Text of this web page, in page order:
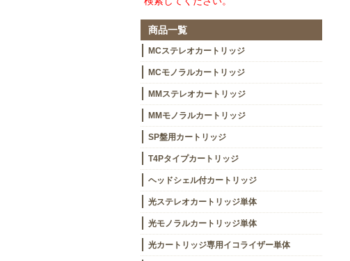
商品一覧
MCステレオカートリッジ
MCモノラルカートリッジ
MMステレオカートリッジ
MMモノラルカートリッジ
SP盤用カートリッジ
T4Pタイプカートリッジ
ヘッドシェル付カートリッジ
光ステレオカートリッジ単体
光モノラルカートリッジ単体
光カートリッジ専用イコライザー単体